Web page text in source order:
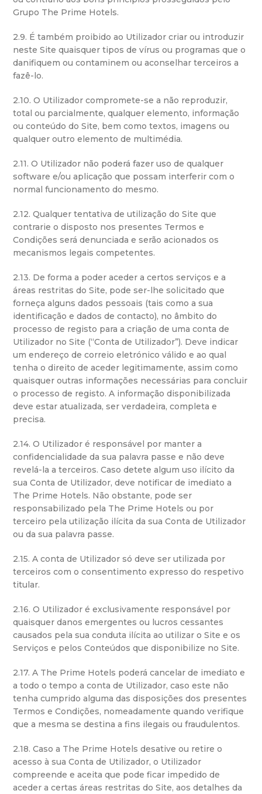
Grupo The Prime Hotels.
2.9. É também proibido ao Utilizador criar ou introduzir
neste Site quaisquer tipos de vírus ou programas que o
danifiquem ou contaminem ou aconselhar terceiros a
fazê-lo.
2.10. O Utilizador compromete-se a não reproduzir,
total ou parcialmente, qualquer elemento, informação
ou conteúdo do Site, bem como textos, imagens ou
qualquer outro elemento de multimédia.
2.11. O Utilizador não poderá fazer uso de qualquer
software e/ou aplicação que possam interferir com o
normal funcionamento do mesmo.
2.12. Qualquer tentativa de utilização do Site que
contrarie o disposto nos presentes Termos e
Condições será denunciada e serão acionados os
mecanismos legais competentes.
2.13. De forma a poder aceder a certos serviços e a
áreas restritas do Site, pode ser-lhe solicitado que
forneça alguns dados pessoais (tais como a sua
identificação e dados de contacto), no âmbito do
processo de registo para a criação de uma conta de
Utilizador no Site (“Conta de Utilizador”). Deve indicar
um endereço de correio eletrónico válido e ao qual
tenha o direito de aceder legitimamente, assim como
quaisquer outras informações necessárias para concluir
o processo de registo. A informação disponibilizada
deve estar atualizada, ser verdadeira, completa e
precisa.
2.14. O Utilizador é responsável por manter a
confidencialidade da sua palavra passe e não deve
revelá-la a terceiros. Caso detete algum uso ilícito da
sua Conta de Utilizador, deve notificar de imediato a
The Prime Hotels. Não obstante, pode ser
responsabilizado pela The Prime Hotels ou por
terceiro pela utilização ilícita da sua Conta de Utilizador
ou da sua palavra passe.
2.15. A conta de Utilizador só deve ser utilizada por
terceiros com o consentimento expresso do respetivo
titular.
2.16. O Utilizador é exclusivamente responsável por
quaisquer danos emergentes ou lucros cessantes
causados pela sua conduta ilícita ao utilizar o Site e os
Serviços e pelos Conteúdos que disponibilize no Site.
2.17. A The Prime Hotels poderá cancelar de imediato e
a todo o tempo a conta de Utilizador, caso este não
tenha cumprido alguma das disposições dos presentes
Termos e Condições, nomeadamente quando verifique
que a mesma se destina a fins ilegais ou fraudulentos.
2.18. Caso a The Prime Hotels desative ou retire o
acesso à sua Conta de Utilizador, o Utilizador
compreende e aceita que pode ficar impedido de
aceder a certas áreas restritas do Site, aos detalhes da